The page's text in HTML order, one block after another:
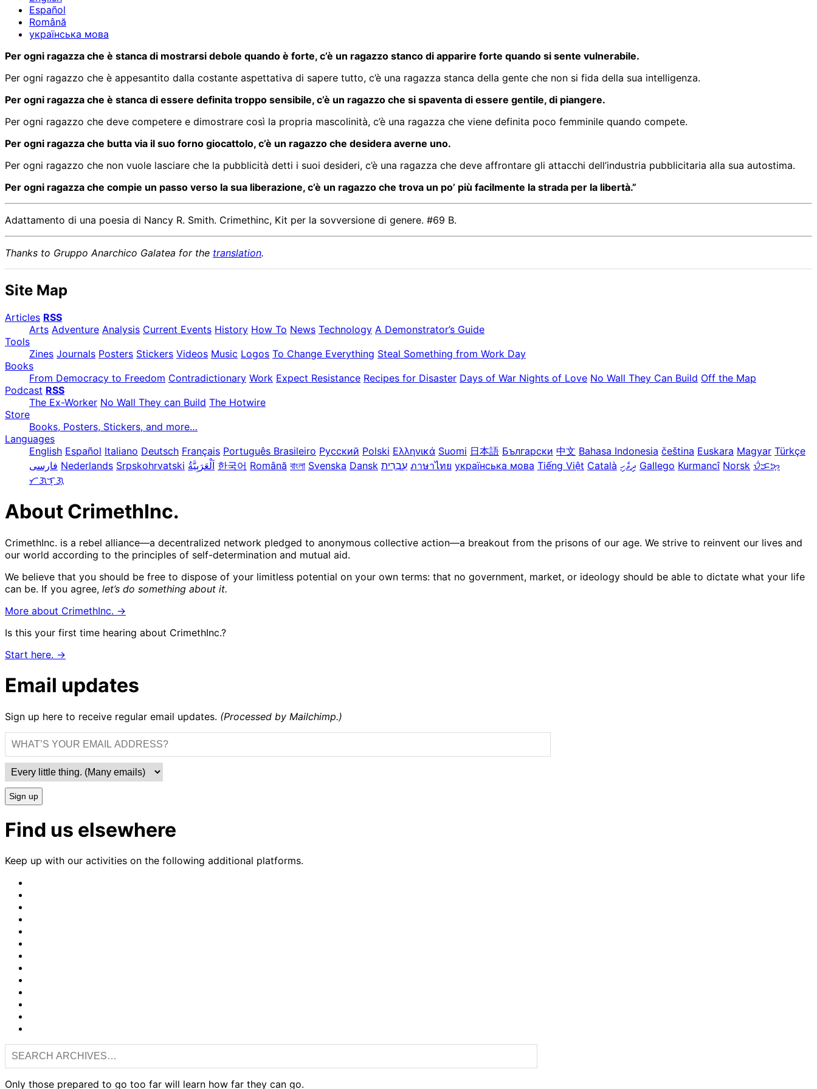
Español
Română
українська мова
Per ogni ragazza che è stanca di mostrarsi debole quando è forte, c’è un ragazzo stanco di apparire forte quando si sente vulnerabile.
Per ogni ragazzo che è appesantito dalla costante aspettativa di sapere tutto, c’è una ragazza stanca della gente che non si fida della sua intelligenza.
Per ogni ragazza che è stanca di essere definita troppo sensibile, c’è un ragazzo che si spaventa di essere gentile, di piangere.
Per ogni ragazzo che deve competere e dimostrare così la propria mascolinità, c’è una ragazza che viene definita poco femminile quando compete.
Per ogni ragazza che butta via il suo forno giocattolo, c’è un ragazzo che desidera averne uno.
Per ogni ragazzo che non vuole lasciare che la pubblicità detti i suoi desideri, c’è una ragazza che deve affrontare gli attacchi dell’industria pubblicitaria alla sua autostima.
Per ogni ragazza che compie un passo verso la sua liberazione, c’è un ragazzo che trova un po’ più facilmente la strada per la libertà.”
Adattamento di una poesia di Nancy R. Smith. Crimethinc, Kit per la sovversione di genere. #69 B.
Thanks to Gruppo Anarchico Galatea for the translation.
Site Map
Articles RSS
Arts Adventure Analysis Current Events History How To News Technology A Demonstrator’s Guide
Tools
Zines Journals Posters Stickers Videos Music Logos To Change Everything Steal Something from Work Day
Books
From Democracy to Freedom Contradictionary Work Expect Resistance Recipes for Disaster Days of War Nights of Love No Wall They Can Build Off the Map
Podcast RSS
The Ex-Worker No Wall They can Build The Hotwire
Store
Books, Posters, Stickers, and more…
Languages
English Español Italiano Deutsch Français Português Brasileiro Русский Polski Ελληνικά Suomi 日本語 Български 中文 Bahasa Indonesia čeština Euskara Magyar Türkçe
فارسی Nederlands Srpskohrvatski 한국어 Română বাংলা Svenska Dansk עִבְרִית ภาษาไทย українська мова Tiếng Việt Català ދިވެހި Gallego Kurmancî Norsk ᜏᜒᜃᜅ᜔
ᜆᜄᜎᜓᜄ᜔
About CrimethInc.
CrimethInc. is a rebel alliance—a decentralized network pledged to anonymous collective action—a breakout from the prisons of our age. We strive to reinvent our lives and
our world according to the principles of self-determination and mutual aid.
We believe that you should be free to dispose of your limitless potential on your own terms: that no government, market, or ideology should be able to dictate what your life
can be. If you agree, let’s do something about it.
More about CrimethInc. →
Is this your first time hearing about CrimethInc.?
Start here. →
Email updates
Sign up here to receive regular email updates. (Processed by Mailchimp.)
Sign up
Find us elsewhere
Keep up with our activities on the following additional platforms.
RSS
Only those prepared to go too far will learn how far they can go.